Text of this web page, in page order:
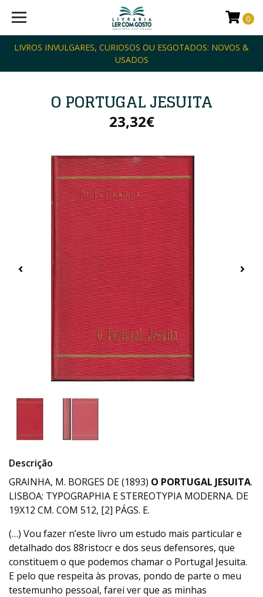
LIVROS INVULGARES, CURIOSOS OU ESGOTADOS: NOVOS &
USADOS
0
O PORTUGAL JESUITA
23,32€
Descrição
GRAINHA, M. BORGES DE (1893) O PORTUGAL JESUITA.
LISBOA: TYPOGRAPHIA E STEREOTYPIA MODERNA. DE
19X12 CM. COM 512, [2] PÁGS. E.
(…) Vou fazer n’este livro um estudo mais particular e
detalhado dos 88ristocr e dos seus defensores, que
constituem o que podemos chamar o Portugal Jesuita.
E pelo que respeita às provas, pondo de parte o meu
testemunho pessoal, farei ver que as minhas